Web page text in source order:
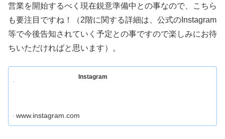
営業を開始するべく現在鋭意準備中との事なので、こちら
も要注目ですね！（2階に関する詳細は、公式のInstagram
等で今後告知されていく予定との事ですので楽しみにお待
ちいただければと思います）。
Instagram
www.instagram.com